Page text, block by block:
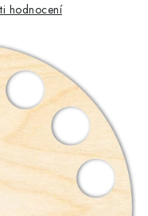
Časté otázky
podmínky
hodnocení